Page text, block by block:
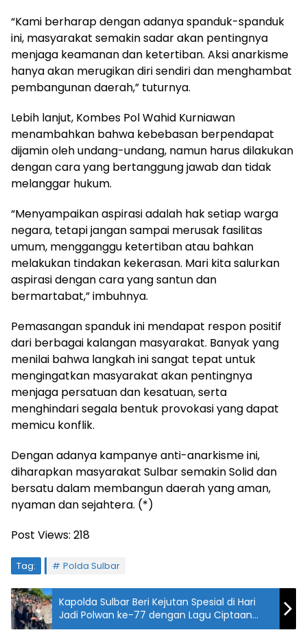
“Kami berharap dengan adanya spanduk-spanduk
ini, masyarakat semakin sadar akan pentingnya
menjaga keamanan dan ketertiban. Aksi anarkisme
hanya akan merugikan diri sendiri dan menghambat
pembangunan daerah,” tuturnya.
Lebih lanjut, Kombes Pol Wahid Kurniawan
menambahkan bahwa kebebasan berpendapat
dijamin oleh undang-undang, namun harus dilakukan
dengan cara yang bertanggung jawab dan tidak
melanggar hukum.
“Menyampaikan aspirasi adalah hak setiap warga
negara, tetapi jangan sampai merusak fasilitas
umum, mengganggu ketertiban atau bahkan
melakukan tindakan kekerasan. Mari kita salurkan
aspirasi dengan cara yang santun dan
bermartabat,” imbuhnya.
Pemasangan spanduk ini mendapat respon positif
dari berbagai kalangan masyarakat. Banyak yang
menilai bahwa langkah ini sangat tepat untuk
mengingatkan masyarakat akan pentingnya
menjaga persatuan dan kesatuan, serta
menghindari segala bentuk provokasi yang dapat
memicu konflik.
Dengan adanya kampanye anti-anarkisme ini,
diharapkan masyarakat Sulbar semakin Solid dan
bersatu dalam membangun daerah yang aman,
nyaman dan sejahtera. (*)
Post Views: 218
Tag: Polda Sulbar
Kapolda Sulbar Beri Kejutan Spesial di Hari
Jadi Polwan ke-77 dengan Lagu Ciptaan
Sendiri